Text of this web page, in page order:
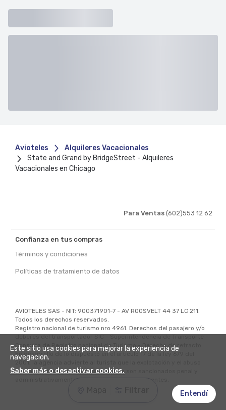
Avioteles
Alquileres Vacacionales
State and Grand by BridgeStreet - Alquileres
Vacacionales en Chicago
Para Ventas (602)553 12 62
Confianza en tus compras
Términos y condiciones
Políticas de tratamiento de datos
AVIOTELES SAS - NIT: 900371901-7 - AV ROOSVELT 44 37 LC 211
Todos los derechos reservados.
Registro nacional de turismo nro 4961 . Derechos del pasajero y/o
deberes del transportador SIC - Superintendencia de Transporte -
Consulta de Registro nacional de Turismo - Derecho de retracto
En desarrollo de lo dispuesto en el articulo 17 de la ley 679 del
2001, la agencia advierte al turista que la explotación y el abuso
sexual de menores de edad en el pais son sancionados penal y
Este sitio usa cookies para mejorar la experiencia de
navegacion.
Saber más o desactivar cookies.
Entendí